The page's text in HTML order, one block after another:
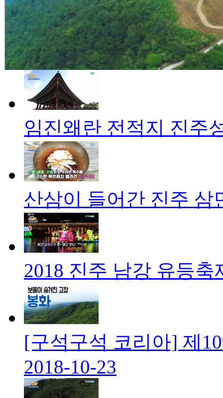
임진왜란 전적지 진주
산삼이 들어간 진주 삼
2018 진주 남강 유등축
[구석구석 코리아] 제
2018-10-23